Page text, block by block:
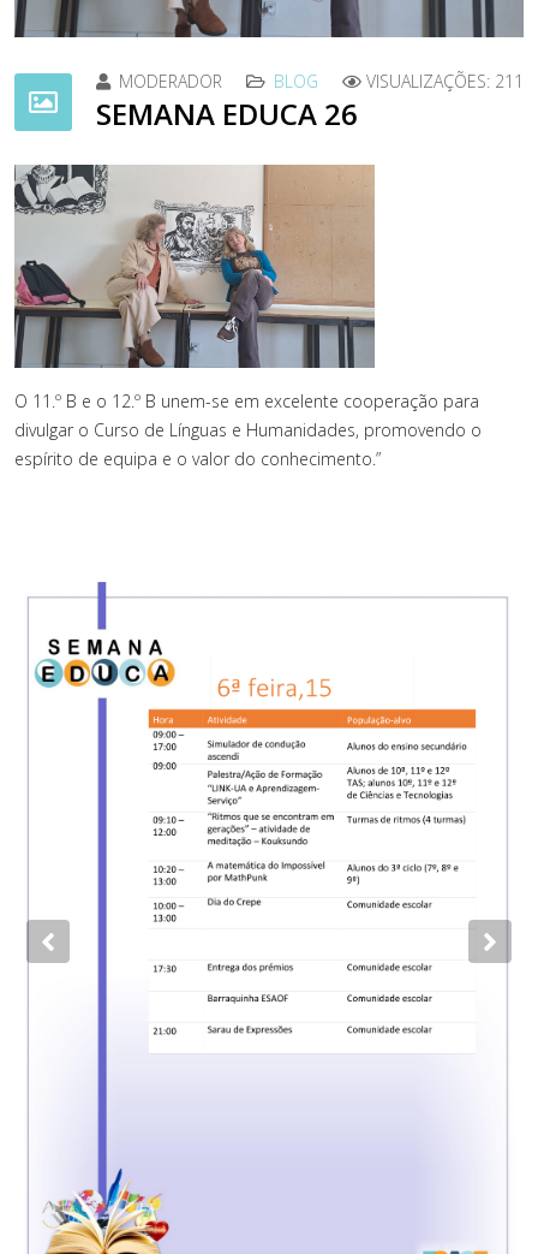
MODERADOR BLOG VISUALIZAÇÕES: 211
SEMANA EDUCA 26
O 11.º B e o 12.º B unem-se em excelente cooperação para
divulgar o Curso de Línguas e Humanidades, promovendo o
espírito de equipa e o valor do conhecimento.”
Previous